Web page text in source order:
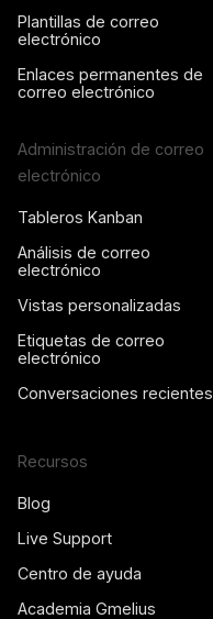
Plantillas de correo
electrónico
Enlaces permanentes de
correo electrónico
Administración de correo
electrónico
Tableros Kanban
Análisis de correo
electrónico
Vistas personalizadas
Etiquetas de correo
electrónico
Conversaciones recientes
Recursos
Blog
Live Support
Centro de ayuda
Academia Gmelius